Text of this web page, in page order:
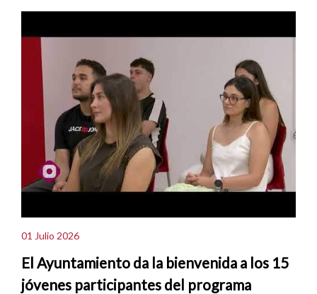
01 Julio 2026
El Ayuntamiento da la bienvenida a los 15
jóvenes participantes del programa